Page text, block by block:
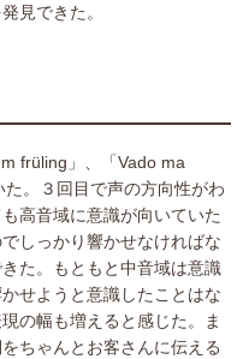
見できた。
früling」、「Vado ma
。３回目で声の方向性がわ
高音域に意識が向いていた
しっかり響かせなければな
た。もともと中音域は意識
せようと意識したことはな
の幅も増えると感じた。ま
ちゃんとお客さんに伝える